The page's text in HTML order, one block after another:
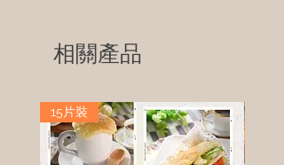
相關產品
15片裝